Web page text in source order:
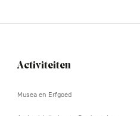
Navigation
Activiteiten
Musea en Erfgoed